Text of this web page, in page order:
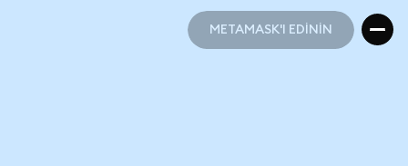
METAMASK'I EDİNİN